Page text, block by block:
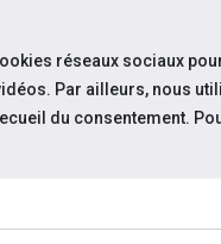
QUI
réseaux sociaux
Par ailleurs, nous
du consentement.